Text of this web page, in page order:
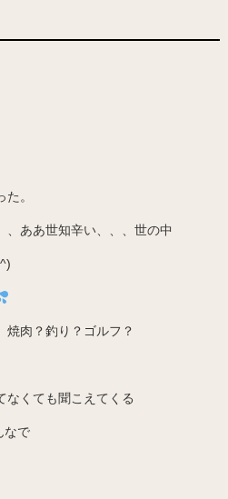
。
、ああ世知辛い、、、世の中
焼肉？釣り？ゴルフ？
なくても聞こえてくる
なで